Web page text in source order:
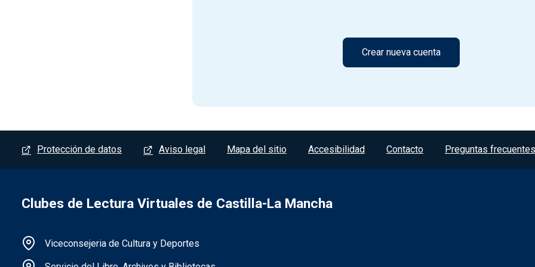
Menú del pie
Protección de datos Aviso legal Mapa del sitio Accesibilidad Contacto Preguntas frecuentes
Clubes de Lectura Virtuales de Castilla-La Mancha
Información de la institución
Viceconsejeria de Cultura y Deportes